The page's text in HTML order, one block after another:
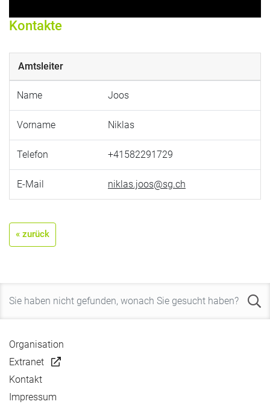
Kontakte
Amtsleiter
Name Joos
Vorname Niklas
Telefon +41582291729
E-Mail niklas.joos@sg.ch
« zurück
Organisation
Extranet
Kontakt
Impressum